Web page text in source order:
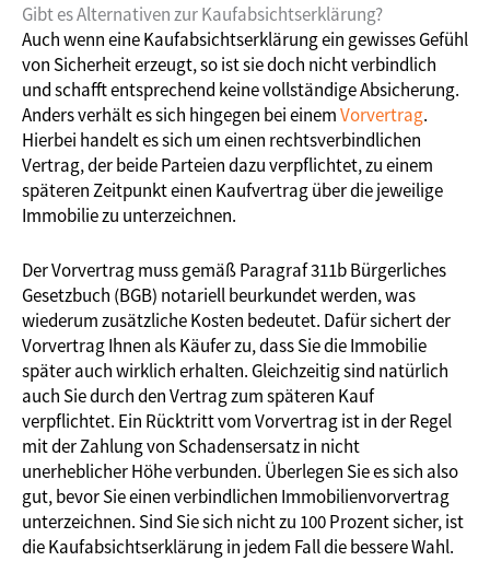
Gibt es Alternativen zur Kaufabsichtserklärung?
Auch wenn eine Kaufabsichtserklärung ein gewisses Gefühl
von Sicherheit erzeugt, so ist sie doch nicht verbindlich
und schafft entsprechend keine vollständige Absicherung.
Anders verhält es sich hingegen bei einemVorvertrag.
Hierbei handelt es sich um einen rechtsverbindlichen
Vertrag, der beide Parteien dazu verpflichtet, zu einem
späteren Zeitpunkt einen Kaufvertrag über die jeweilige
Immobilie zu unterzeichnen.
Der Vorvertrag muss gemäß Paragraf 311b Bürgerliches
Gesetzbuch (BGB) notariell beurkundet werden, was
wiederum zusätzliche Kosten bedeutet. Dafür sichert der
Vorvertrag Ihnen als Käufer zu, dass Sie die Immobilie
später auch wirklich erhalten. Gleichzeitig sind natürlich
auch Sie durch den Vertrag zum späteren Kauf
verpflichtet. Ein Rücktritt vom Vorvertrag ist in der Regel
mit der Zahlung von Schadensersatz in nicht
unerheblicher Höhe verbunden. Überlegen Sie es sich also
gut, bevor Sie einen verbindlichen Immobilienvorvertrag
unterzeichnen. Sind Sie sich nicht zu 100 Prozent sicher, ist
die Kaufabsichtserklärung in jedem Fall die bessere Wahl.